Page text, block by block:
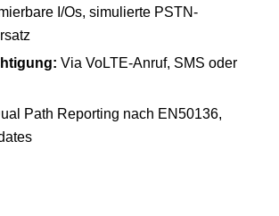
I/Os, simulierte PSTN-
Via VoLTE-Anruf, SMS oder
Path Reporting nach EN50136,